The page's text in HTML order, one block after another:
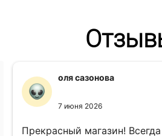
оля сазонова
7 июня 2026
Прекрасный магазин! Всегда